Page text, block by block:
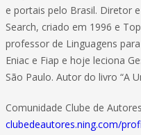
e portais pelo Brasil. Diretor
Search, criado em 1996 e
professor de Linguagens
Eniac e Fiap e hoje leciona
São Paulo. Autor do livro “A
Comunidade Clube de
clubedeautores.ning.com/